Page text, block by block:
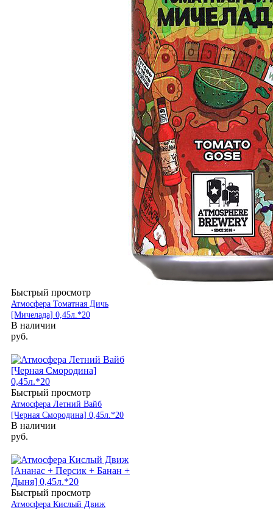
Быстрый просмотр
Атмосфера Томатная Дичь
[Мичелада] 0,45л.*20
В наличии
руб.
Быстрый просмотр
Атмосфера Летний Вайб
[Черная Смородина] 0,45л.*20
В наличии
руб.
Быстрый просмотр
Атмосфера Кислый Движ